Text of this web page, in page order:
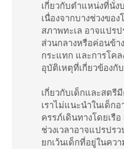
เกี่ยวกับตำแหน่งที่นั่ง
เนื่องจากบางช่วงขอ
สภาพทะเล อาจแปร
ส่วนกลางหรือค่อนข้า
กระแทก และการโคล
อุบัติเหตุที่เกี่ยวข้องกั
เกี่ยวกับเด็กและสตรี
เราไม่แนะนำในเด็ก
ครรภ์เดินทางโดยเรื
ช่วงเวลาอาจแปรปร
ยกเว้นเด็กที่อยู่ในคว